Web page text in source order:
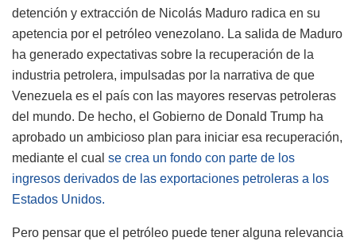
detención y extracción de Nicolás Maduro radica en su
apetencia por el petróleo venezolano. La salida de Maduro
ha generado expectativas sobre la recuperación de la
industria petrolera, impulsadas por la narrativa de que
Venezuela es el país con las mayores reservas petroleras
del mundo. De hecho, el Gobierno de Donald Trump ha
aprobado un ambicioso plan para iniciar esa recuperación,
mediante el cual se crea un fondo con parte de los
ingresos derivados de las exportaciones petroleras a los
Estados Unidos.
Pero pensar que el petróleo puede tener alguna relevancia